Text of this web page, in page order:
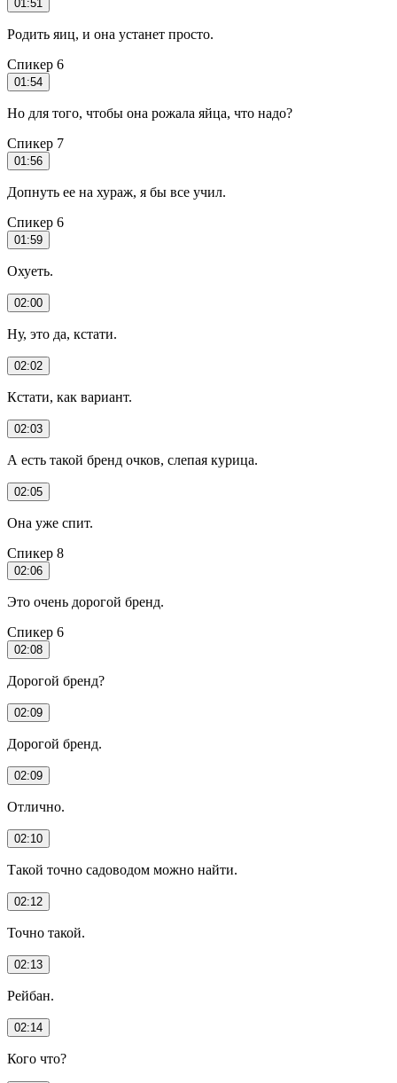
01:51
Родить яиц, и она устанет просто.
Спикер 6
01:54
Но для того, чтобы она рожала яйца, что надо?
Спикер 7
01:56
Допнуть ее на хураж, я бы все учил.
Спикер 6
01:59
Охуеть.
02:00
Ну, это да, кстати.
02:02
Кстати, как вариант.
02:03
А есть такой бренд очков, слепая курица.
02:05
Она уже спит.
Спикер 8
02:06
Это очень дорогой бренд.
Спикер 6
02:08
Дорогой бренд?
02:09
Дорогой бренд.
02:09
Отлично.
02:10
Такой точно садоводом можно найти.
02:12
Точно такой.
02:13
Рейбан.
02:14
Кого что?